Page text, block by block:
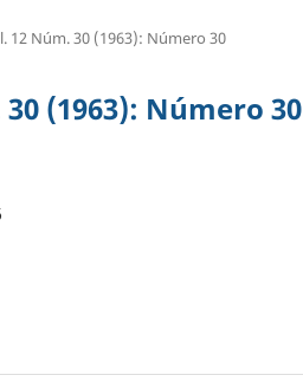
12 Núm. 30 (1963): Número 30
(1963): Número 30